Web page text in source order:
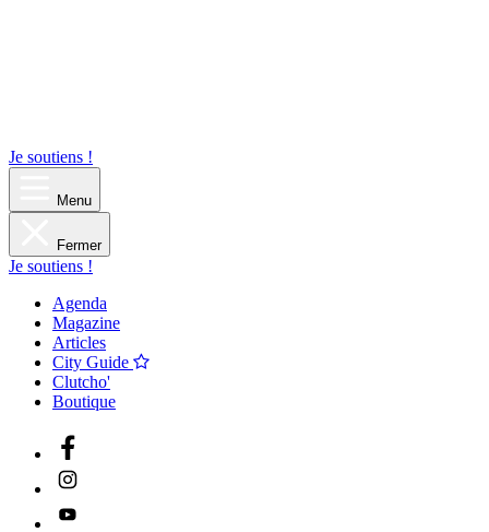
Je soutiens !
Menu
Fermer
Je soutiens !
Agenda
Magazine
Articles
City Guide
Clutcho'
Boutique